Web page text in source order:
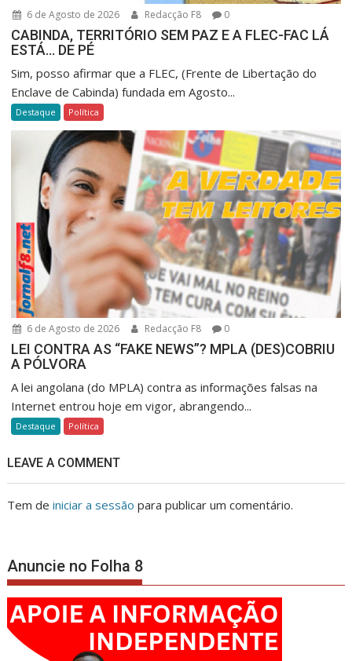
6 de Agosto de 2026 Redacção F8 0
CABINDA, TERRITÓRIO SEM PAZ E A FLEC-FAC LÁ
ESTÁ… DE PÉ
Sim, posso afirmar que a FLEC, (Frente de Libertação do
Enclave de Cabinda) fundada em Agosto...
Destaque Política
6 de Agosto de 2026 Redacção F8 0
LEI CONTRA AS “FAKE NEWS”? MPLA (DES)COBRIU
A PÓLVORA
A lei angolana (do MPLA) contra as informações falsas na
Internet entrou hoje em vigor, abrangendo...
Destaque Política
LEAVE A COMMENT
Tem deiniciar a sessão para publicar um comentário.
Anuncie no Folha 8